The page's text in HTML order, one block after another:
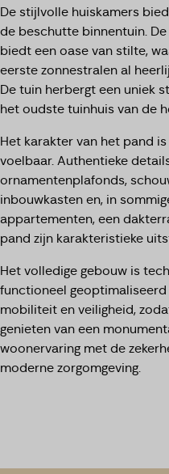
De stijlvolle huiskamers
de beschutte binnentuin.
biedt een oase van stilte,
eerste zonnestralen al
De tuin herbergt een uniek
het oudste tuinhuis van de
Het karakter van het pand is
voelbaar. Authentieke
ornamentenplafonds,
inbouwkasten en, in
appartementen, een
pand zijn karakteristieke
Het volledige gebouw is
functioneel
mobiliteit en veiligheid,
genieten van een
woonervaring met de
moderne zorgomgeving.